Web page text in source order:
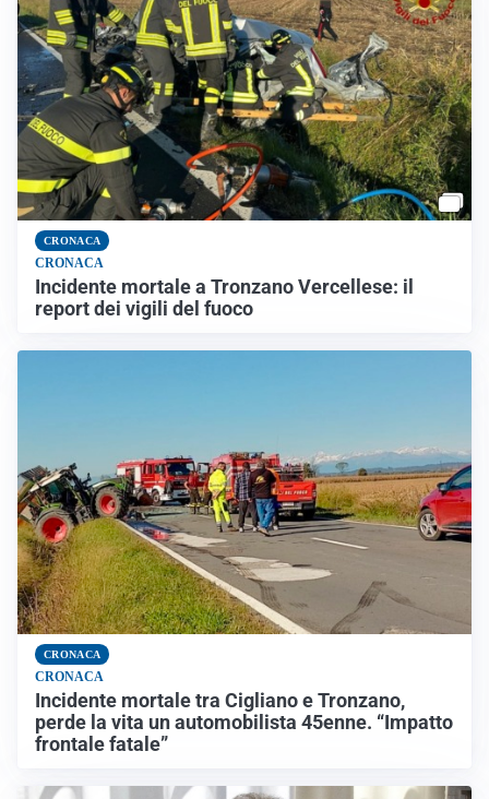
CRONACA
CRONACA
Incidente mortale a Tronzano Vercellese: il
report dei vigili del fuoco
CRONACA
CRONACA
Incidente mortale tra Cigliano e Tronzano,
perde la vita un automobilista 45enne. “Impatto
frontale fatale”